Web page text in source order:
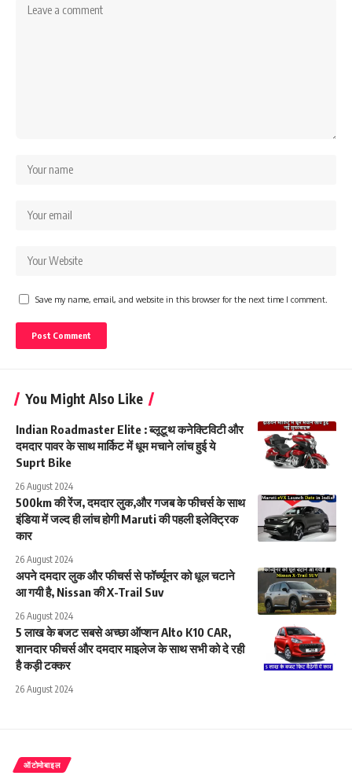
Save my name, email, and website in this browser for the next time I comment.
You Might Also Like
Indian Roadmaster Elite : ब्लूटूथ कनेक्टिविटी और
दमदार पावर के साथ मार्किट में धूम मचाने लांच हुई ये
Suprt Bike
26 August 2024
500km की रेंज, दमदार लुक,और गजब के फीचर्स के साथ
इंडिया में जल्द ही लांच होगी Maruti की पहली इलेक्ट्रिक
कार
26 August 2024
अपने दमदार लुक और फीचर्स से फॉर्च्यूनर को धूल चटाने
आ गयी है, Nissan की X-Trail Suv
26 August 2024
5 लाख के बजट सबसे अच्छा ऑप्शन Alto K10 CAR,
शानदार फीचर्स और दमदार माइलेज के साथ सभी को दे रही
है कड़ी टक्कर
26 August 2024
ऑटोमोबाइल